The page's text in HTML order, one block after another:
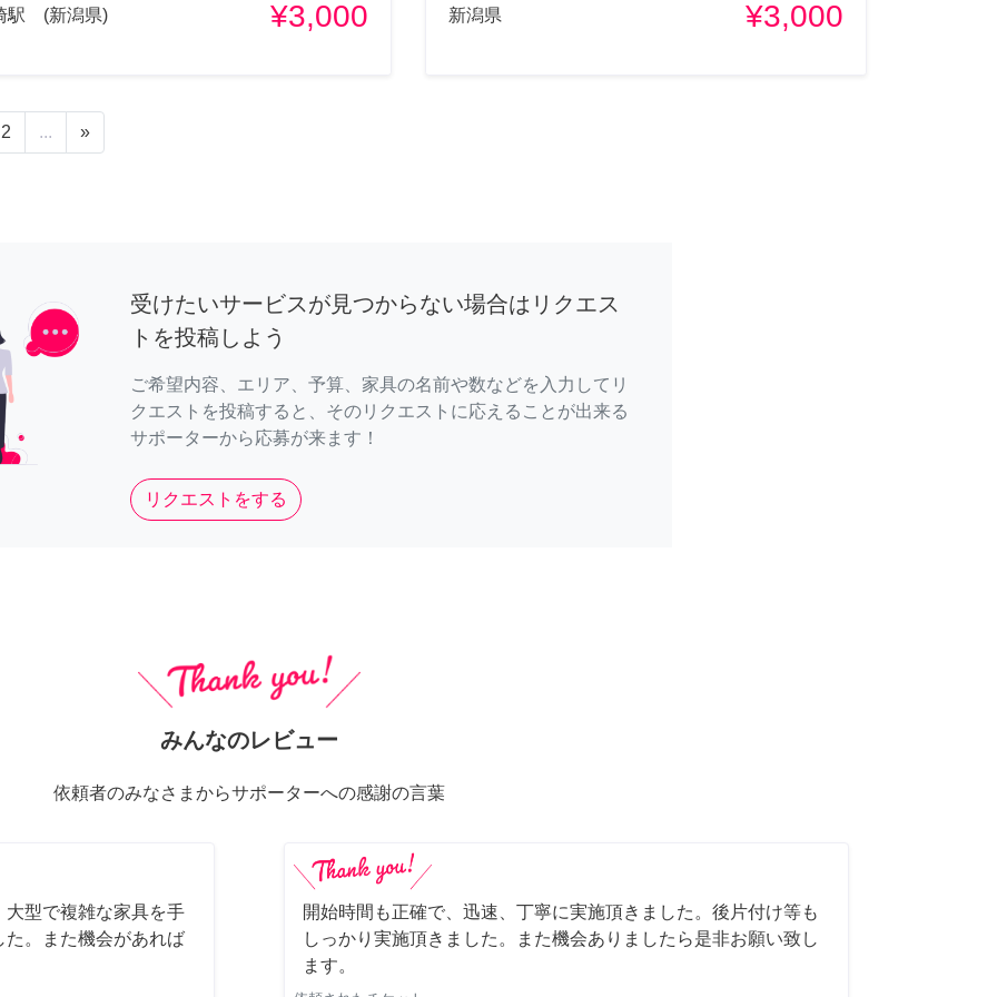
駅 (新潟県) ¥3,000 新潟県 ¥3,000
2 ... »
受けたいサービスが見つからない場合はリクエス
トを投稿しよう
ご希望内容、エリア、予算、家具の名前や数などを入力してリ
クエストを投稿すると、そのリクエストに応えることが出来る
サポーターから応募が来ます！
リクエストをする
みんなのレビュー
依頼者のみなさまからサポーターへの感謝の言葉
型で複雑な家具を手
。また機会があれば
開始時間も正確で、迅速、丁寧に実施頂きました。後片付け等も
しっかり実施頂きました。また機会ありましたら是非お願い致し
ます。